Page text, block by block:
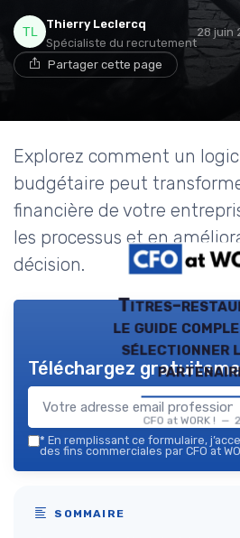
Thierry Leclercq
Spécialiste du recrutement
28 juin
Partager cette page
Explorez comment un
budgétaire peut
financière de votre
les processus et en
décision.
Titres-
le guide
sélectionner
CFO at WORK ! —
Téléchargez
* En remplissant ce formulaire,
des fins commerciales par CFO at
SOMMAIRE